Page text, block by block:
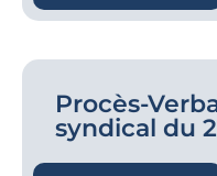
Procès-
syndical du